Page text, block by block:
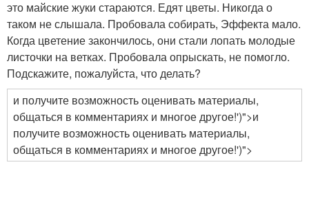
это майские жуки стараются. Едят цветы. Никогда о
таком не слышала. Пробовала собирать, Эффекта мало.
Когда цветение закончилось, они стали лопать молодые
листочки на ветках. Пробовала опрыскать, не помогло.
Подскажите, пожалуйста, что делать?
и получите возможность оценивать материалы,
общаться в комментариях и многое другое!')">и
получите возможность оценивать материалы,
общаться в комментариях и многое другое!')">